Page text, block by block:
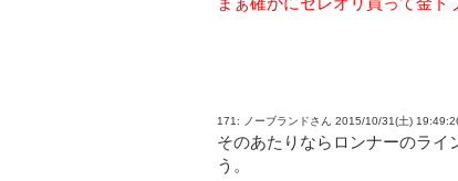
171: ノーブランドさん 2015/10/31(土)
そのあたりならロンナーのライ
う。